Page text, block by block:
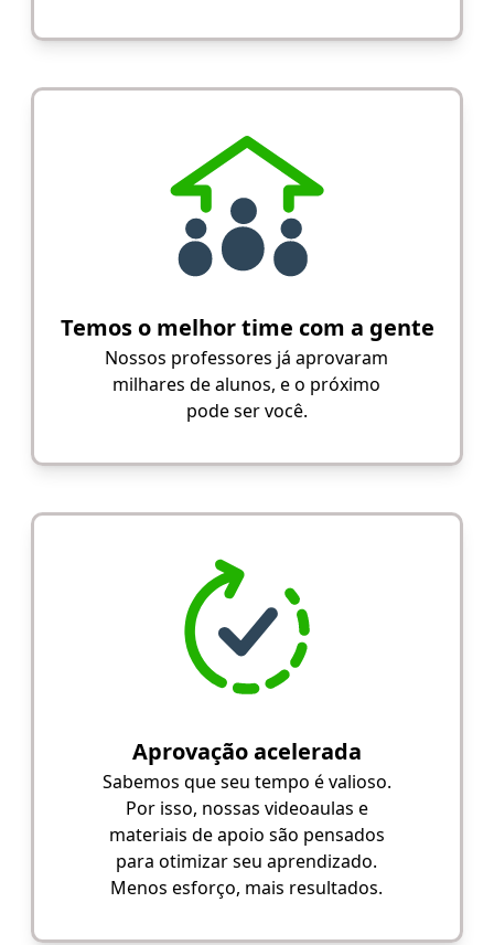
Temos o melhor time com a gente
Nossos professores já aprovaram
milhares de alunos, e o próximo
pode ser você.
Aprovação acelerada
Sabemos que seu tempo é valioso.
Por isso, nossas videoaulas e
materiais de apoio são pensados
para otimizar seu aprendizado.
Menos esforço, mais resultados.